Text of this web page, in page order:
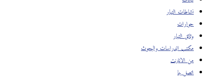
نشاطات التيار
حوارات
وثائق التيار
مكتب الدراسات والبحوث
من الانترنت
اتصل بنا